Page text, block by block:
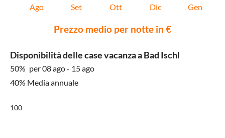
Ago Set Ott Dic Gen
Prezzo medio per notte in €
Disponibilità delle case vacanza a Bad Ischl
50% per 08 ago - 15 ago
40% Media annuale
100